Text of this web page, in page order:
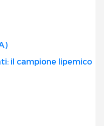
il campione lipemico